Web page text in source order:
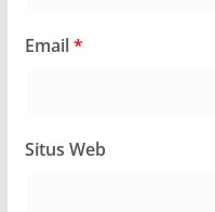
Email*
Situs Web